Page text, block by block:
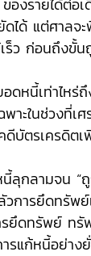
องรายได้ต่อ
ได้ แต่ศาลจ
ร็ว ก่อนถึง
ดหนี้เท่าไหร่
าะในช่วง
บัตรเครดิต
นี้ลุกลามจน
ารยึดทรัพย์
รยึดทรัพย์
รแก้หนี้อย่าง